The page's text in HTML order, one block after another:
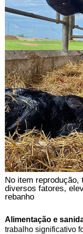
No item reprodução,
diversos fatores,
rebanho
Alimentação e
trabalho significativo